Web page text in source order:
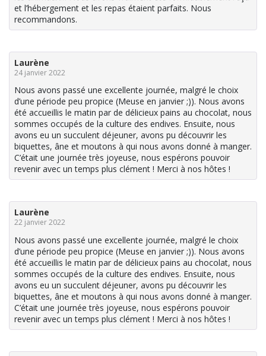
et l’hébergement et les repas étaient parfaits. Nous
recommandons.
Laurène
24 janvier 2022
Nous avons passé une excellente journée, malgré le choix
d’une période peu propice (Meuse en janvier ;)). Nous avons
été accueillis le matin par de délicieux pains au chocolat, nous
sommes occupés de la culture des endives. Ensuite, nous
avons eu un succulent déjeuner, avons pu découvrir les
biquettes, âne et moutons à qui nous avons donné à manger.
C’était une journée très joyeuse, nous espérons pouvoir
revenir avec un temps plus clément ! Merci à nos hôtes !
Laurène
22 janvier 2022
Nous avons passé une excellente journée, malgré le choix
d’une période peu propice (Meuse en janvier ;)). Nous avons
été accueillis le matin par de délicieux pains au chocolat, nous
sommes occupés de la culture des endives. Ensuite, nous
avons eu un succulent déjeuner, avons pu découvrir les
biquettes, âne et moutons à qui nous avons donné à manger.
C’était une journée très joyeuse, nous espérons pouvoir
revenir avec un temps plus clément ! Merci à nos hôtes !